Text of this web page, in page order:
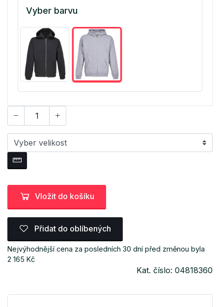
Vyber barvu
Vložit do košíku
Přidat do oblíbených
Nejvýhodnější cena za posledních 30 dní před změnou byla
2 165 Kč
Kat. číslo: 04818360